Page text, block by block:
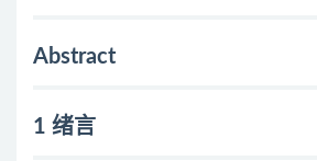
Abstract
1 绪言